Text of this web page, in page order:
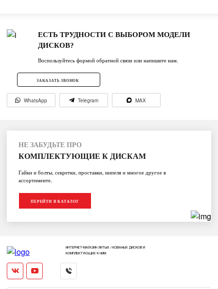
ЕСТЬ ТРУДНОСТИ С ВЫБОРОМ МОДЕЛИ
ДИСКОВ?
Воспользуйтесь формой обратной связи или напишите нам.
ЗАКАЗАТЬ ЗВОНОК
WhatsApp Telegram MAX
НЕ ЗАБУДЬТЕ ПРО
КОМПЛЕКТУЮЩИЕ К ДИСКАМ
Гайки и болты, секретки, проставки, нипеля и многое другое в
ассортименте.
ПЕРЕЙТИ В КАТАЛОГ
ИНТЕРНЕТ-МАГАЗИН ЛИТЫХ / КОВАНЫХ ДИСКОВ И
КОМПЛЕКТУЮЩИХ К НИМ